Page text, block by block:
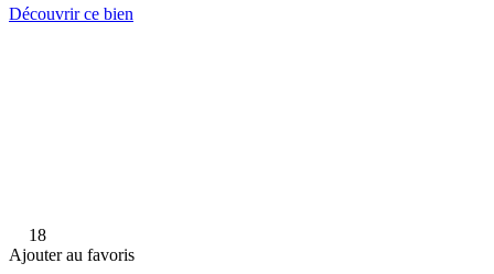
Découvrir ce bien
18
Ajouter au favoris